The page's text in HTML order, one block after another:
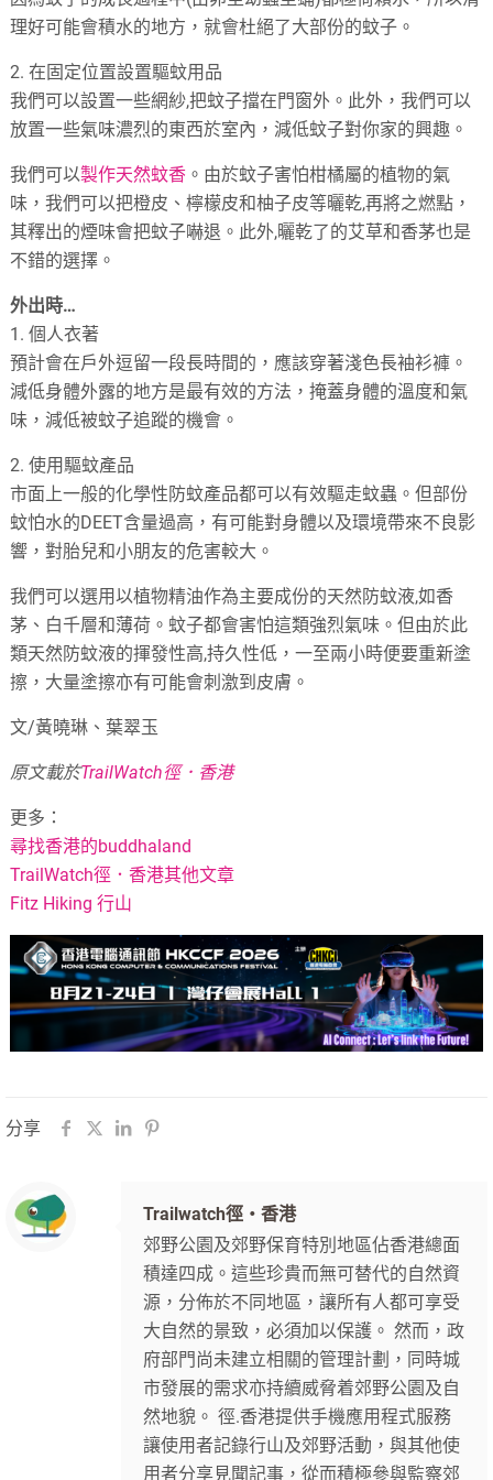
理好可能會積水的地方，就會杜絕了大部份的蚊子。
2. 在固定位置設置驅蚊用品
我們可以設置一些網紗,把蚊子擋在門窗外。此外，我們可以
放置一些氣味濃烈的東西於室內，減低蚊子對你家的興趣。
我們可以製作天然蚊香 。由於蚊子害怕柑橘屬的植物的氣
味，我們可以把橙皮、檸檬皮和柚子皮等曬乾,再將之燃點，
其釋出的煙味會把蚊子嚇退。此外,曬乾了的艾草和香茅也是
不錯的選擇。
外出時…
1. 個人衣著
預計會在戶外逗留一段長時間的，應該穿著淺色長袖衫褲。
減低身體外露的地方是最有效的方法，掩蓋身體的溫度和氣
味，減低被蚊子追蹤的機會。
2. 使用驅蚊產品
市面上一般的化學性防蚊產品都可以有效驅走蚊蟲。但部份
蚊怕水的DEET含量過高，有可能對身體以及環境帶來不良影
響，對胎兒和小朋友的危害較大。
我們可以選用以植物精油作為主要成份的天然防蚊液,如香
茅、白千層和薄荷。蚊子都會害怕這類強烈氣味。但由於此
類天然防蚊液的揮發性高,持久性低，一至兩小時便要重新塗
擦，大量塗擦亦有可能會刺激到皮膚。
文/黃曉琳、葉翠玉
原文載於TrailWatch徑．香港
更多：
尋找香港的buddhaland
TrailWatch徑．香港其他文章
Fitz Hiking 行山
分享
Trailwatch徑‧香港
郊野公園及郊野保育特別地區佔香港總面
積達四成。這些珍貴而無可替代的自然資
源，分佈於不同地區，讓所有人都可享受
大自然的景致，必須加以保護。 然而，政
府部門尚未建立相關的管理計劃，同時城
市發展的需求亦持續威脅着郊野公園及自
然地貌。 徑.香港提供手機應用程式服務
讓使用者記錄行山及郊野活動，與其他使
用者分享見聞記事，從而積極參與監察郊